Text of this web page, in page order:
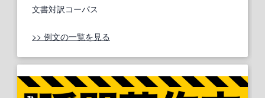
文書対訳コーパス
>> 例文の一覧を見る